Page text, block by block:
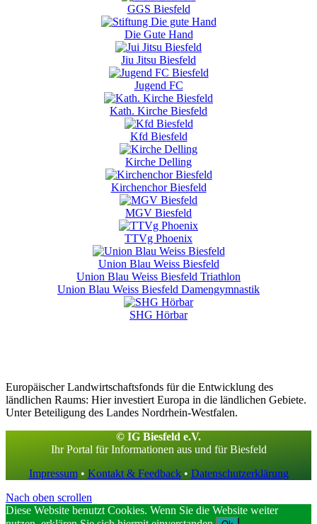
GGS Biesfeld
Die Gute Hand
Jiu Jitsu Biesfeld
Jugend FC
Kath. Kirche Biesfeld
Kfd Biesfeld
Kirche Delling
Kirchenchor Biesfeld
MGV Biesfeld
TTVg Phoenix
Union Blau Weiss Biesfeld
Union Blau Weiss Biesfeld Triathlon
Union Blau Weiss Biesfeld Damengymnastik
SHG Hörbar
Europäischer Landwirtschaftsfonds für die Entwicklung des
ländlichen Raums: Hier investiert Europa in die ländlichen Gebiete.
Unter Beteiligung des Landes Nordrhein-Westfalen.
© IG Biesfeld e.V.
Ihr Portal für Informationen aus und für Biesfeld
Impressum• Kontakt & Feedback• Datenschutzerklärung
Nach oben scrollen
Diese Website benutzt Cookies. Wenn Sie die Website weiter